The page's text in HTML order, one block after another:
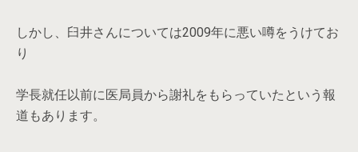
しかし、臼井さんについては2009年に悪い噂をうけてお
り
学長就任以前に医局員から謝礼をもらっていたという報
道もあります。